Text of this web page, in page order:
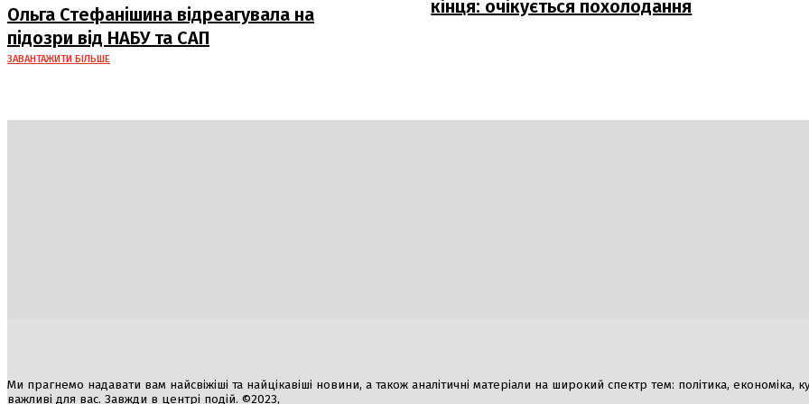
жертви від російських авіабомб
кінця: очікується похолодання
Ольга Стефанішина відреагувала на
підозри від НАБУ та САП
ЗАВАНТАЖИТИ БІЛЬШЕ
Ми прагнемо надавати вам найсвіжіші та найцікавіші новини, а також аналітичні матеріали на широкий спектр тем: політика, економіка,
важливі для вас. Завжди в центрі подій. ©2023,